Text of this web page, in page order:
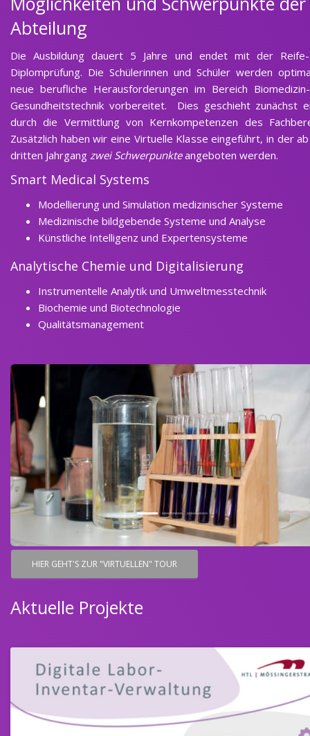
Abteilung
Die Ausbildung dauert 5 Jahre und endet mit der
Diplomprüfung. Die Schülerinnen und Schüler werden
neue berufliche Herausforderungen im Bereich
Gesundheitstechnik vorbereitet. Dies geschieht zunächst
durch die Vermittlung von Kernkompetenzen des
Zusätzlich haben wir eine Virtuelle Klasse eingeführt, in der
dritten Jahrgang zwei Schwerpunkteangeboten werden.
Smart Medical Systems
Modellierung und Simulation medizinischer Systeme
Medizinische bildgebende Systeme und Analyse
Künstliche Intelligenz und Expertensysteme
Analytische Chemie und Digitalisierung
Instrumentelle Analytik und Umweltmesstechnik
Biochemie und Biotechnologie
Qualitätsmanagement
HIER GEHT'S ZUR "VIRTUELLEN" TOUR
Aktuelle Projekte